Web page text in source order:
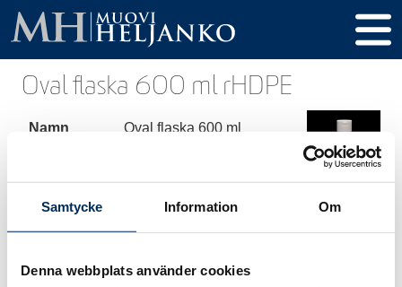
Samtycke Information Om
Denna webbplats använder cookies
Oval flaska 600 ml rHDPE
Namn
Oval flaska 600 ml
Produkt
kod
18460028
Höjd 206 mm